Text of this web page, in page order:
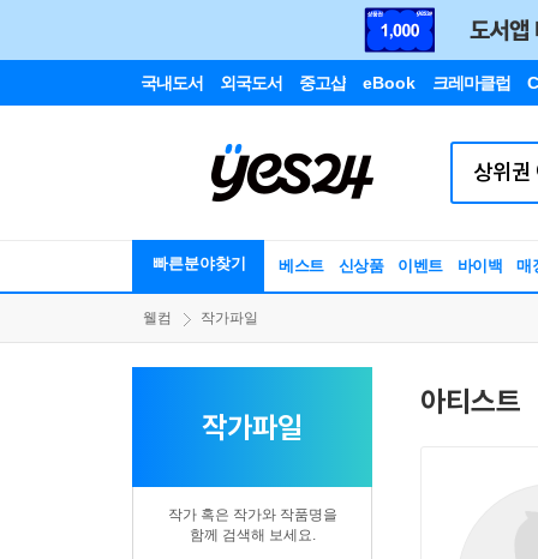
국내도서 외국도서 중고샵 eBook 크레마클럽
빠른분야찾기 베스트 신상품 이벤트 바이백 매
웰컴 작가파일
작가파일
작가 혹은 작가와 작품명을
함께 검색해 보세요.
아티스트